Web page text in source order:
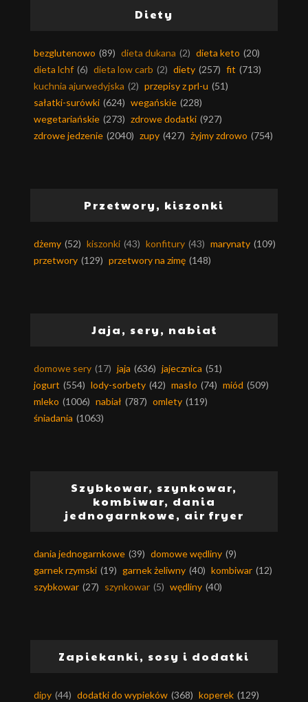
Diety
bezglutenowo (89) dieta dukana (2) dieta keto (20)
dieta lchf (6) dieta low carb (2) diety (257) fit (713)
kuchnia ajurwedyjska (2) przepisy z prl-u (51)
sałatki-surówki (624) wegańskie (228)
wegetariańskie (273) zdrowe dodatki (927)
zdrowe jedzenie (2040) zupy (427) żyjmy zdrowo (754)
Przetwory, kiszonki
dżemy (52) kiszonki (43) konfitury (43) marynaty (109)
przetwory (129) przetwory na zimę (148)
Jaja, sery, nabiał
domowe sery (17) jaja (636) jajecznica (51)
jogurt (554) lody-sorbety (42) masło (74) miód (509)
mleko (1006) nabiał (787) omlety (119)
śniadania (1063)
Szybkowar, szynkowar,
kombiwar, dania
jednogarnkowe, air fryer
dania jednogarnkowe (39) domowe wędliny (9)
garnek rzymski (19) garnek żeliwny (40) kombiwar (12)
szybkowar (27) szynkowar (5) wędliny (40)
Zapiekanki, sosy i dodatki
dipy (44) dodatki do wypieków (368) koperek (129)